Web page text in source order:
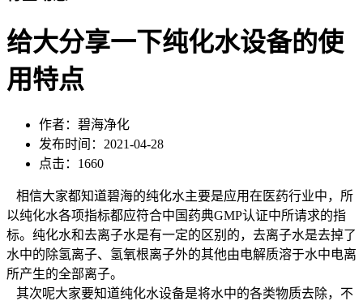
给大分享一下纯化水设备的使
用特点
作者：碧海净化
发布时间：2021-04-28
点击：1660
相信大家都知道碧海的纯化水主要是应用在医药行业中，所
以纯化水各项指标都应符合中国药典GMP认证中所请求的指
标。纯化水和去离子水是有一定的区别的，去离子水是去掉了
水中的除氢离子、氢氧根离子外的其他由电解质溶于水中电离
所产生的全部离子。
其次呢大家要知道纯化水设备是将水中的各类物质去除，不